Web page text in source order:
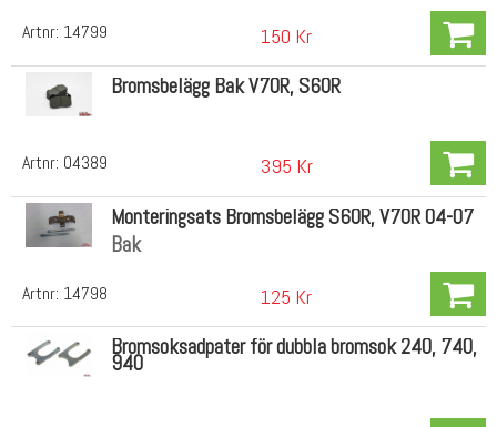
Artnr: 14799 150 Kr
Artnr: 04389
Bromsbelägg Bak V70R, S60R
395 Kr
Artnr: 14798
Monteringsats Bromsbelägg S60R, V70R 04-07
Bak
125 Kr
Bromsoksadpater för dubbla bromsok 240, 740,
940